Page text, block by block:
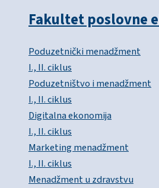
Fakultet poslovne
Poduzetnički menadžment
I., II. ciklus
Poduzetništvo i menadžment
I., II. ciklus
Digitalna ekonomija
I., II. ciklus
Marketing menadžment
I., II. ciklus
Menadžment u zdravstvu